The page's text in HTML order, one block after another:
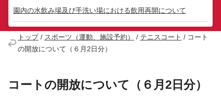
園内の水飲み場及び手洗い場における飲用再開について
トップ/ スポーツ（運動、施設予約） / テニスコート / コート
の開放について（６月2日分）
コートの開放について（６月2日分）